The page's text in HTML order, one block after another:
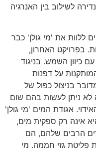
בין האנרגיה
את' מי גולן' כבר
האחרון,
השמש.בניגוד
על דפנות
כפול של
לעשות בהם שום
.אגודת המים 'מי גולן'
רק ספקית מים,
שלהם,הם
גזי חממה.מי